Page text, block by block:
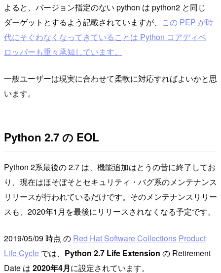
よると、バージョン指定のない python は python2 と同じ
ダーゲットとするよう記載されていますが、 この PEP が時
代にそぐわなくなってきていることは Python コアディベ
ロッパーも重々承知しています。
一般ユーザーは現実に合わせて柔軟に対応すればよいかと思
います。
Python 2.7 の EOL
Python 2系最後の 2.7 は、機能追加はとうの昔に終了してお
り、現在はほそぼそとセキュリティ・バグ系のメンテナンス
リリースが行われているだけです。そのメンテナンスリリー
スも、2020年1月を最後にリリースされなくなる予定です。
2019/05/09 時点 の Red Hat Software Collections Product
Life Cycle では、 Python 2.7 Life Extension の Retirement
Date は 2020年4月に設定されています。